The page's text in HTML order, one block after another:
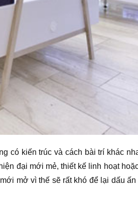
có kiến trúc và cách bài trí khác
đại mới mẻ, thiết kế linh hoạt
mở vì thế sẽ rất khó để lại dấu